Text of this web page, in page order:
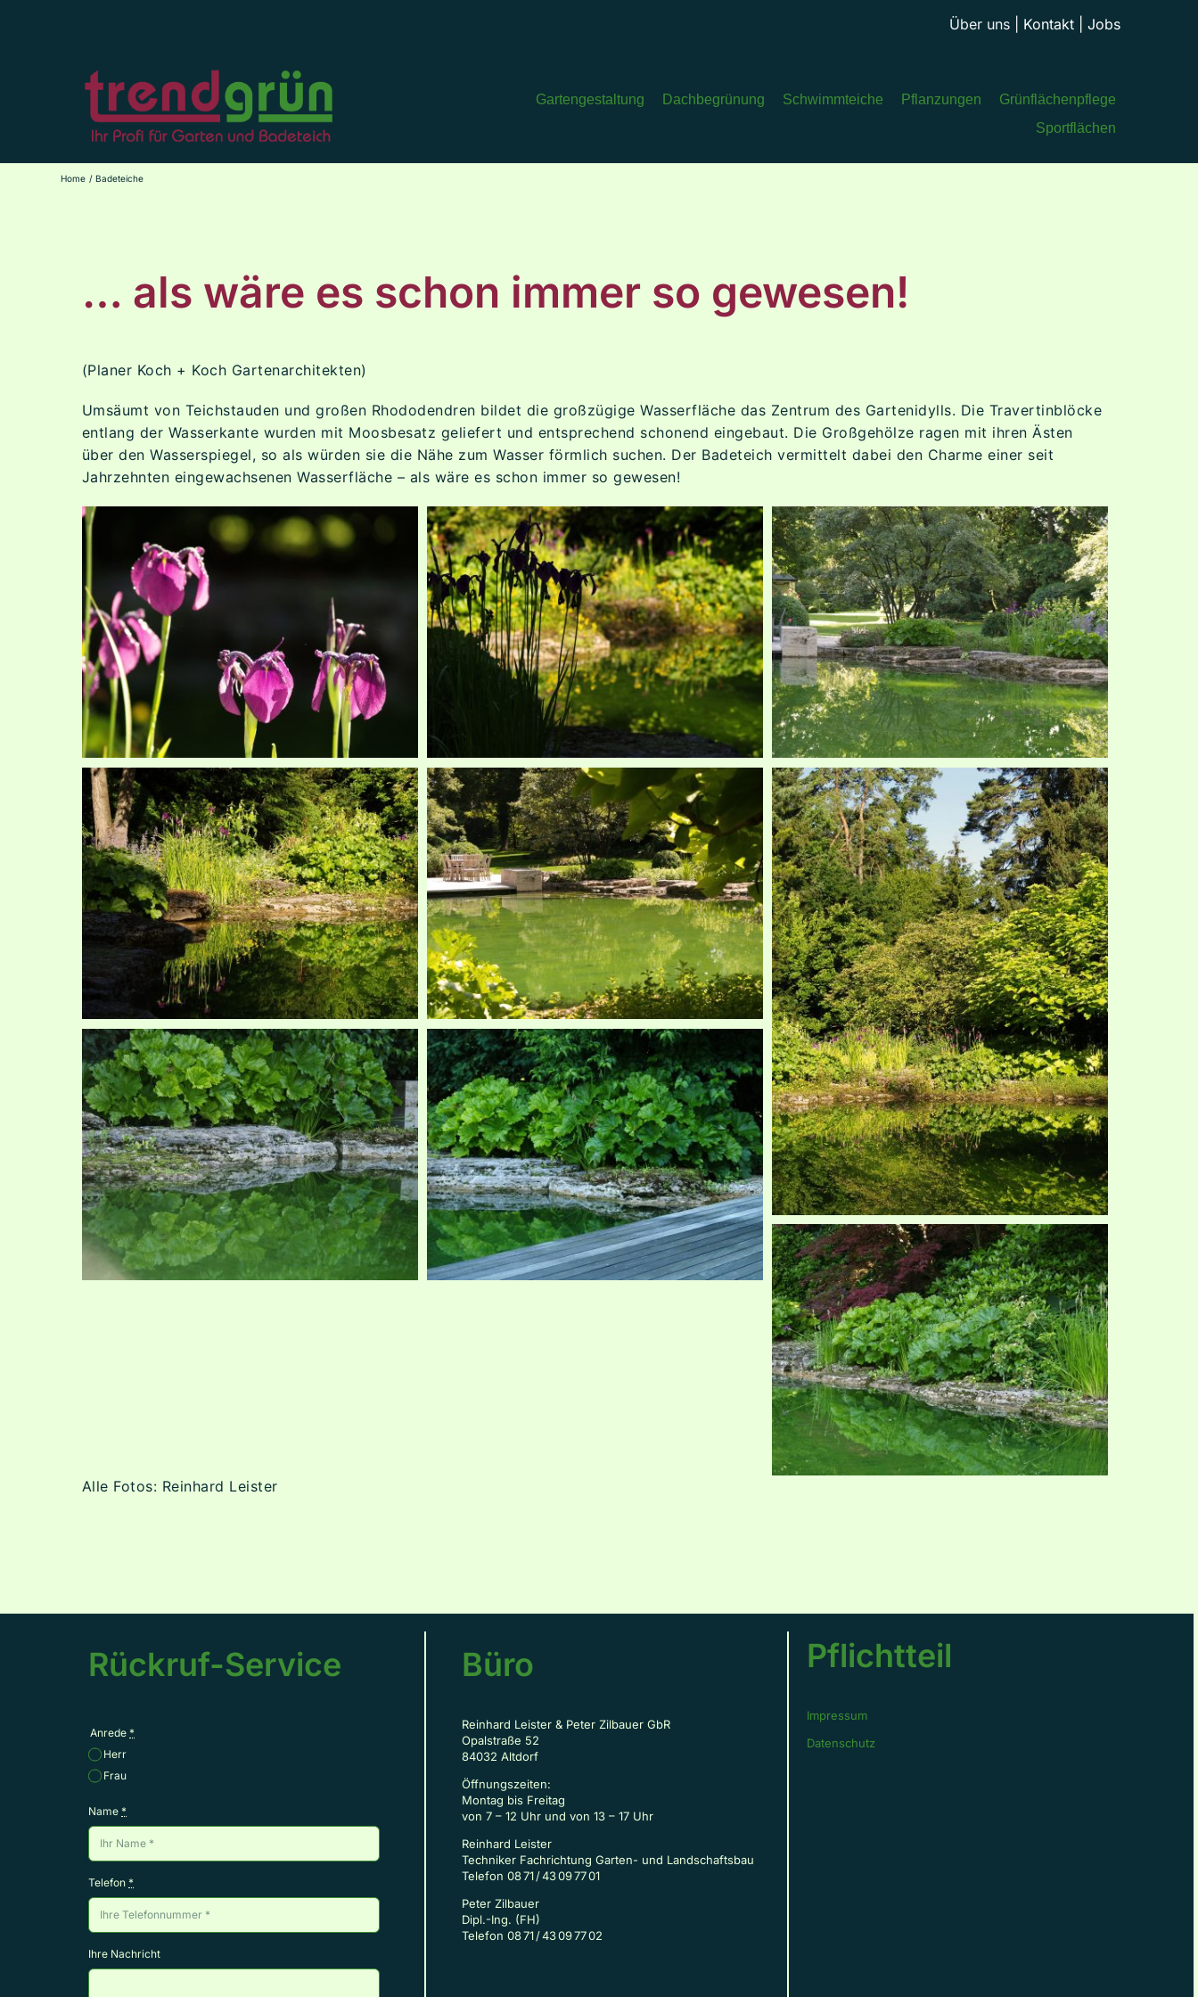
Über uns Kontakt |Jobs
Gartengestaltung Dachbegrünung Schwimmteiche Pflanzungen
Grünflächenpflege
Sportflächen
Home Badeteiche
… als wäre es schon immer so gewesen!
(Planer Koch + Koch Gartenarchitekten)
Umsäumt von Teichstauden und großen Rhododendren bildet die großzügige Wasserfläche das Zentrum des Gartenidylls. Die Travertinblöcke
entlang der Wasserkante wurden mit Moosbesatz geliefert und entsprechend schonend eingebaut. Die Großgehölze ragen mit ihren Ästen
über den Wasserspiegel, so als würden sie die Nähe zum Wasser förmlich suchen. Der Badeteich vermittelt dabei den Charme einer seit
Jahrzehnten eingewachsenen Wasserfläche – als wäre es schon immer so gewesen!
Alle Fotos: Reinhard Leister
Rückruf-Service
Anrede*
Herr
Frau
Name*
Telefon*
Ihre Nachricht
Büro
Reinhard Leister & Peter Zilbauer GbR
Opalstraße 52
84032 Altdorf
Öffnungszeiten:
Montag bis Freitag
von 7 – 12 Uhr und von 13 – 17 Uhr
Reinhard Leister
Techniker Fachrichtung Garten- und Landschaftsbau
Telefon 08 71 / 43 09 77 01
Peter Zilbauer
Dipl.-Ing. (FH)
Telefon 08 71 / 43 09 77 02
Pflichtteil
Impressum
Datenschutz